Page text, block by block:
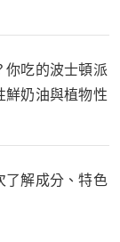
你吃的波士頓派
鮮奶油與植物性
了解成分、特色